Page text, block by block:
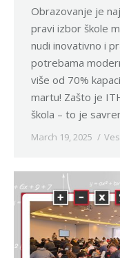
Obrazovanje je
pravi izbor škole
nudi inovativno i
potrebama
više od 70%
martu! Zašto je
škola – to je
March 19, 2025